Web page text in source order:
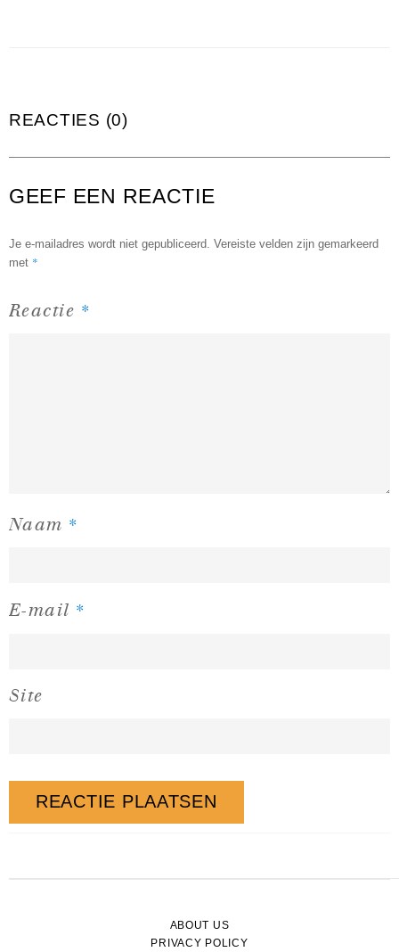
REACTIES (0)
GEEF EEN REACTIE
Je e-mailadres wordt niet gepubliceerd. Vereiste velden zijn gemarkeerd
met *
Reactie *
Naam *
E-mail *
Site
ABOUT US
PRIVACY POLICY